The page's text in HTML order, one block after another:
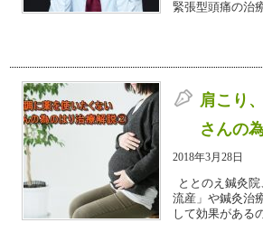
緊張型頭痛の治
肩こり
さんの
2018年3月28日
ととのえ鍼灸
流産」や鍼灸治
して効果がある